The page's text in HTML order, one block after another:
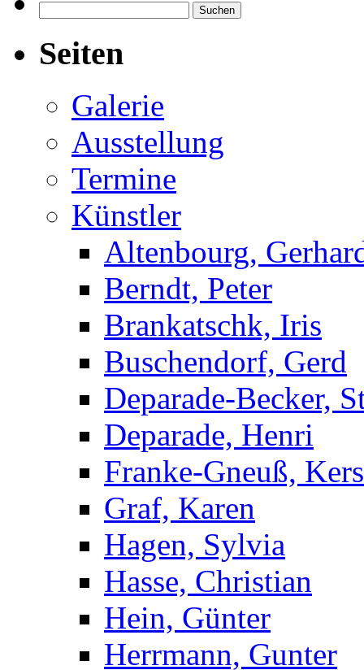
nach:
Seiten
Galerie
Ausstellung
Termine
Künstler
Altenbourg,
Berndt, Peter
Brankatschk, Iris
Buschendorf, Gerd
Deparade-Becker,
Deparade, Henri
Franke-Gneuß,
Graf, Karen
Hagen, Sylvia
Hasse, Christian
Hein, Günter
Herrmann, Gunter